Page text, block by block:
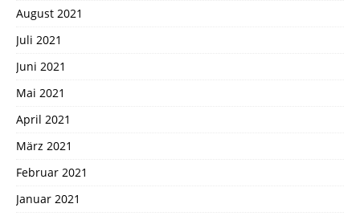
August 2021
Juli 2021
Juni 2021
Mai 2021
April 2021
März 2021
Februar 2021
Januar 2021